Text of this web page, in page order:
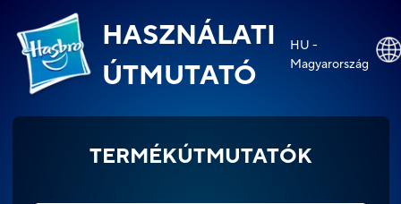
HASZNÁLATI
ÚTMUTATÓ
HU -
Magyarország
TERMÉKÚTMUTATÓK